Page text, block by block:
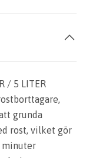
/ 5 LITER
grunda
rost, vilket gör
minuter